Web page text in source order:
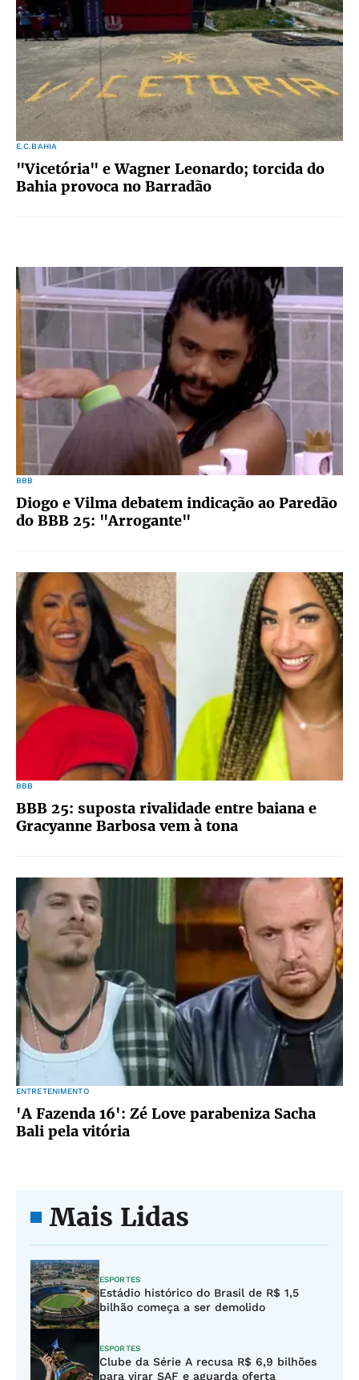
E.C.BAHIA
"Vicetória" e Wagner Leonardo; torcida do
Bahia provoca no Barradão
BBB
Diogo e Vilma debatem indicação ao Paredão
do BBB 25: "Arrogante"
BBB
BBB 25: suposta rivalidade entre baiana e
Gracyanne Barbosa vem à tona
ENTRETENIMENTO
'A Fazenda 16': Zé Love parabeniza Sacha
Bali pela vitória
Mais Lidas
ESPORTES
Estádio histórico do Brasil de R$ 1,5
bilhão começa a ser demolido
ESPORTES
Clube da Série A recusa R$ 6,9 bilhões
para virar SAF e aguarda oferta